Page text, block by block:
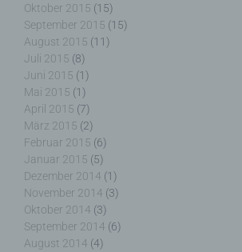
Oktober 2015 (15)
September 2015 (15)
August 2015 (11)
Juli 2015 (8)
Juni 2015 (1)
Mai 2015 (1)
April 2015 (7)
März 2015 (2)
Februar 2015 (6)
Januar 2015 (5)
Dezember 2014 (1)
November 2014 (3)
Oktober 2014 (3)
September 2014 (6)
August 2014 (4)
i) Empfänger
Empfänger ist eine natürliche
Person, Behörde, Einrichtung oder
der personenbezogene Daten
unabhängig davon, ob es sich bei
Dritten handelt oder nicht.
Rahmen eines bestimmten
nach dem Unionsrecht oder
Mitgliedstaaten
personenbezogene Daten erhalten,
nicht als Empfänger.